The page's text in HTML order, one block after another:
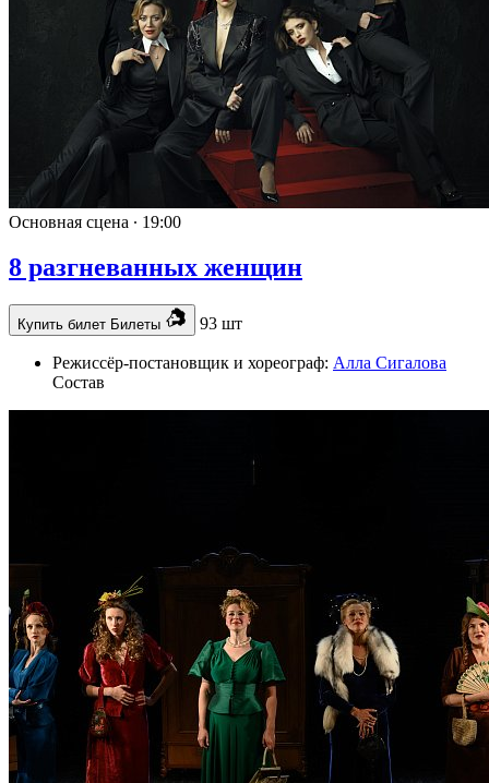
Основная сцена ∙ 19:00
8 разгневанных женщин
Купить билет Билеты 93 шт
Режиссёр-постановщик и хореограф: Алла Сигалова
Состав